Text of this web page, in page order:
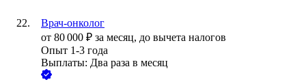
Врач-онколог
от 80 000 ₽ за месяц, до вычета налогов
Опыт 1-3 года
Выплаты: Два раза в месяц